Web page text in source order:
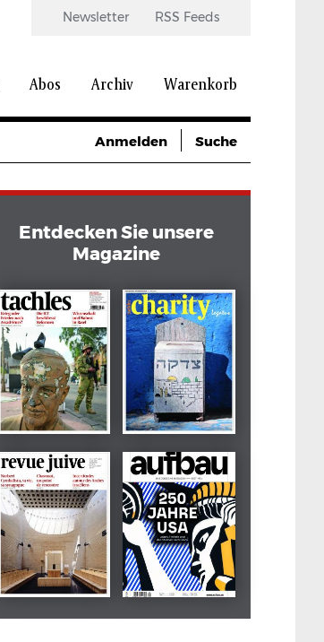
Newsletter RSS Feeds
Abos Archiv Warenkorb
Anmelden Suche
Entdecken Sie unsere
Magazine
Dezember 2024
tachles
März 2026
Beilage
Mai 2026 Mai 2026